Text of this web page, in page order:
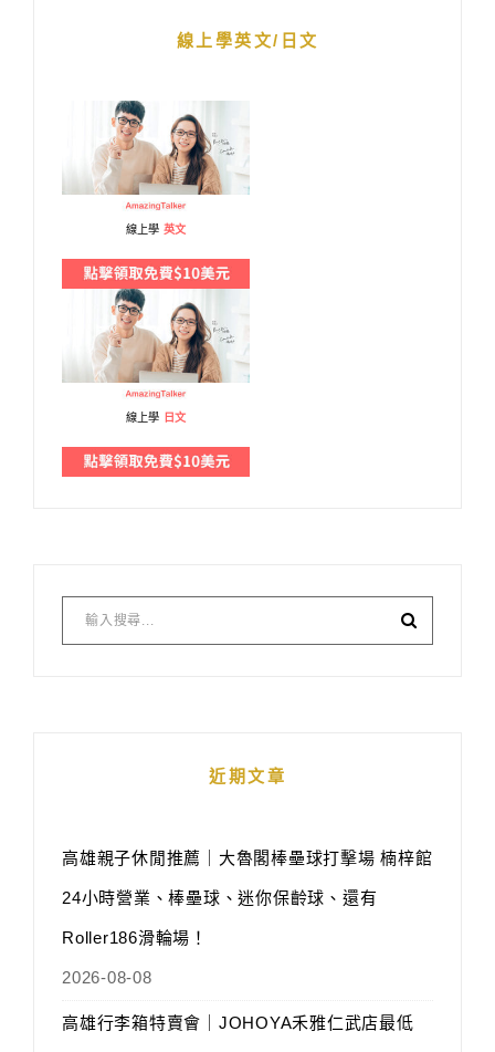
線上學英文/日文
線上學 英文
線上學 日文
近期文章
高雄親子休閒推薦｜大魯閣棒壘球打擊場 楠梓館
24小時營業、棒壘球、迷你保齡球、還有
Roller186滑輪場！
2026-08-08
高雄行李箱特賣會｜JOHOYA禾雅仁武店最低